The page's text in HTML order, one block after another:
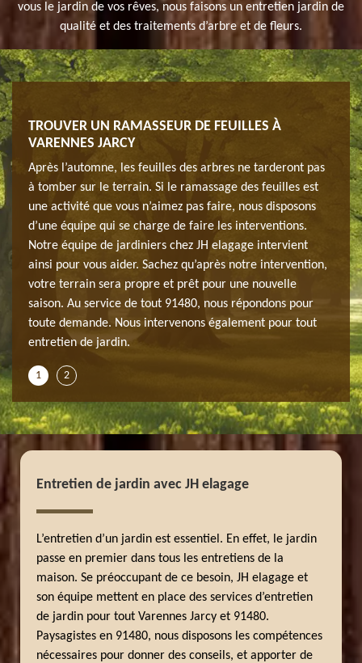
vous le jardin de vos rêves, nous faisons un entretien jardin de
qualité et des traitements d’arbre et de fleurs.
TROUVER UN RAMASSEUR DE FEUILLES À
VARENNES JARCY
Après l’automne, les feuilles des arbres ne tarderont pas
à tomber sur le terrain. Si le ramassage des feuilles est
une activité que vous n’aimez pas faire, nous disposons
d’une équipe qui se charge de faire les interventions.
Notre équipe de jardiniers chez JH elagage intervient
ainsi pour vous aider. Sachez qu’après notre intervention,
votre terrain sera propre et prêt pour une nouvelle
saison. Au service de tout 91480, nous répondons pour
toute demande. Nous intervenons également pour tout
entretien de jardin.
pas
à
1 2
Entretien de jardin avec JH elagage
L’entretien d’un jardin est essentiel. En effet, le jardin
passe en premier dans tous les entretiens de la
maison. Se préoccupant de ce besoin, JH elagage et
son équipe mettent en place des services d’entretien
de jardin pour tout Varennes Jarcy et 91480.
Paysagistes en 91480, nous disposons les compétences
nécessaires pour donner des conseils, et apporter de